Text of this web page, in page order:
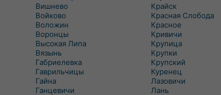
Вишнево
Войково
Воложин
Воронцы
Высокая Липа
Вязынь
Габриелевка
Гаврильчицы
Гайна
Ганцевичи
Крайск
Красная Слобода
Красное
Кривичи
Крупица
Крупки
Крупский
Куренец
Лазовичи
Лань